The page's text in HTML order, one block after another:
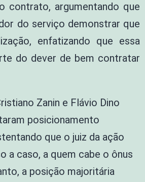
contrato, argumentando que
do serviço demonstrar que
enfatizando que essa
do dever de bem contratar
Zanin e Flávio Dino
posicionamento
que o juiz da ação
a caso, a quem cabe o ônus
a posição majoritária